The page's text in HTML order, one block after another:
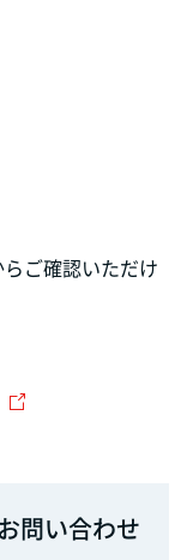
ご確認いただけ
問い合わせ